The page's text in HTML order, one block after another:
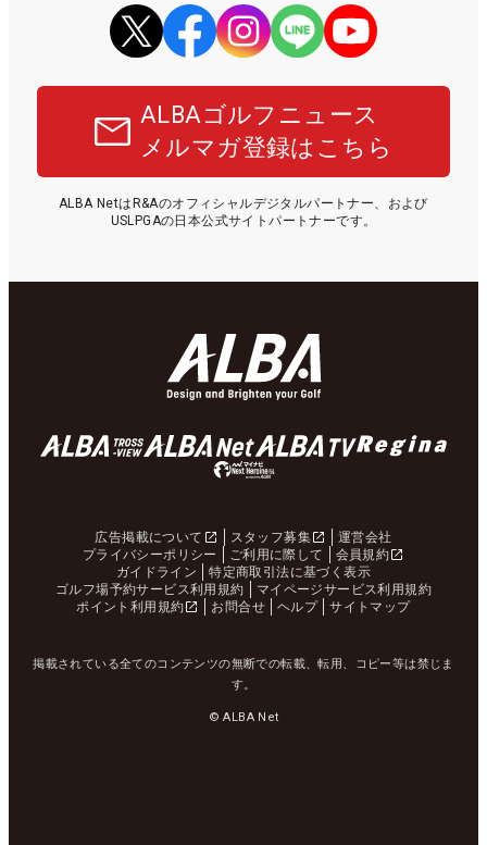
ALBAゴルフニュース
メルマガ登録はこちら
ALBA NetはR&Aのオフィシャルデジタルパートナー、および
USLPGAの日本公式サイトパートナーです。
広告掲載について スタッフ募集
運営会社
プライバシーポリシー
ご利用に際して
会員規約
ガイドライン
特定商取引法に基づく表示
ゴルフ場予約サービス利用規約
マイページサービス利用規約
ポイント利用規約
お問合せ ヘルプ サイトマップ
掲載されている全てのコンテンツの無断での転載、転用、コピー等は禁じま
す。
© ALBA Net